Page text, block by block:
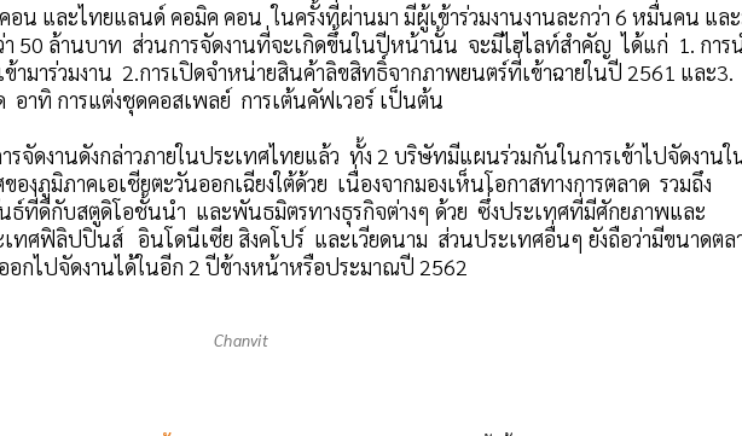
อน และไทยแลนด์ คอมิค คอน ในครั้งที่ผ่านมา มีผู้เข้าร่วมงานงานละกว่า 6 หมื่นคน แล
า 50 ล้านบาท ส่วนการจัดงานที่จะเกิดขึ้นในปีหน้านั้น จะมีไฮไลท์สำคัญ ได้แก่ 1. การ
มาร่วมงาน 2.การเปิดจำหน่ายสินค้าลิขสิทธิ์จากภาพยนตร์ที่เข้าฉายในปี 2561 และ3.
อาทิ การแต่งชุดคอสเพลย์ การเต้นคัฟเวอร์ เป็นต้น
จัดงานดังกล่าวภายในประเทศไทยแล้ว ทั้ง 2 บริษัทมีแผนร่วมกันในการเข้าไปจัดงานใ
งภูมิภาคเอเชียตะวันออกเฉียงใต้ด้วย เนื่องจากมองเห็นโอกาสทางการตลาด รวมถึง
ที่ดีกับสตูดิโอชั้นนำ และพันธมิตรทางธุรกิจต่างๆ ด้วย ซึ่งประเทศที่มีศักยภาพและ
เทศฟิลิปปินส์ อินโดนีเซีย สิงคโปร์ และเวียดนาม ส่วนประเทศอื่นๆ ยังถือว่ามีขนาดตล
กไปจัดงานได้ในอีก 2 ปีข้างหน้าหรือประมาณปี 2562
Chanvit